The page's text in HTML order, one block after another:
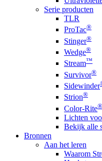
Serie producten
TLR
ProTac®
Stinger®
Wedge®
Stream™
Survivor®
Sidewinder
Strion®
Color-Rite®
Lichten
Bekijk alle
Bronnen
Aan het leren
Waarom